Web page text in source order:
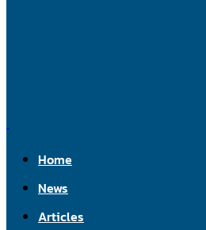
Home
News
Articles